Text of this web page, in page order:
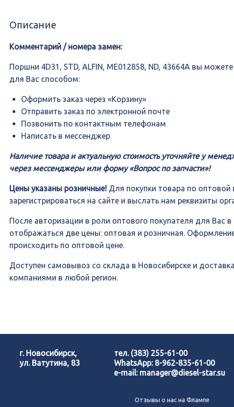
Описание
Комментарий / номера замен:
Поршни 4D31, STD, ALFIN, ME012858, ND, 43664A вы
для Вас способом:
Оформить заказ через «Корзину»
Отправить заказ по электронной почте
Позвонить по контактным телефонам
Написать в мессенджер
Наличие товара и актуальную стоимость уточняйте у
через мессенджеры или форму «Вопрос по запчасти»!
Цены указаны розничные! Для покупки товара по оптовой
зарегистрироваться на сайте и выслать нам реквизиты
После авторизации в роли оптового покупателя для Вас в
отображаться две цены: оптовая и розничная.
происходить по оптовой цене.
Доступен самовывоз со склада в Новосибирске и
компаниями в любой регион.
г. Новосибирск,
ул. Ватутина, 83
тел. (383) 255-61-00
WhatsApp: 8-962-835-61-00
e-mail: manager@diesel-star.su
Отзывы о нас на Флампе